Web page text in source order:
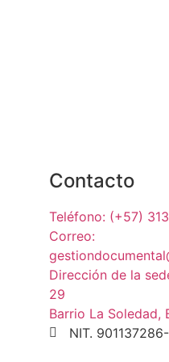
Contacto
Teléfono: (+57)
Correo:
Dirección de la
29
Barrio La Soledad,
NIT.